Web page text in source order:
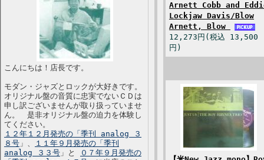
こんにちは！店長です。
モダン・ジャズとロックが大好きです。
オリジナル盤の音質に忠実でないＣＤは
申し訳ございませんが取り扱っていませ
ん。 是非オリジナル盤の迫力を体験し
てください。
１２年１２月発売の「季刊 analog ３
８号 」、
１１年９月発売の「季刊
analog ３３号 」と
０７年９月発売の
Arnett Cobb and
Lockjaw Davis/Blow
Arnett, Blow
12,273円(税込 13,500
円)